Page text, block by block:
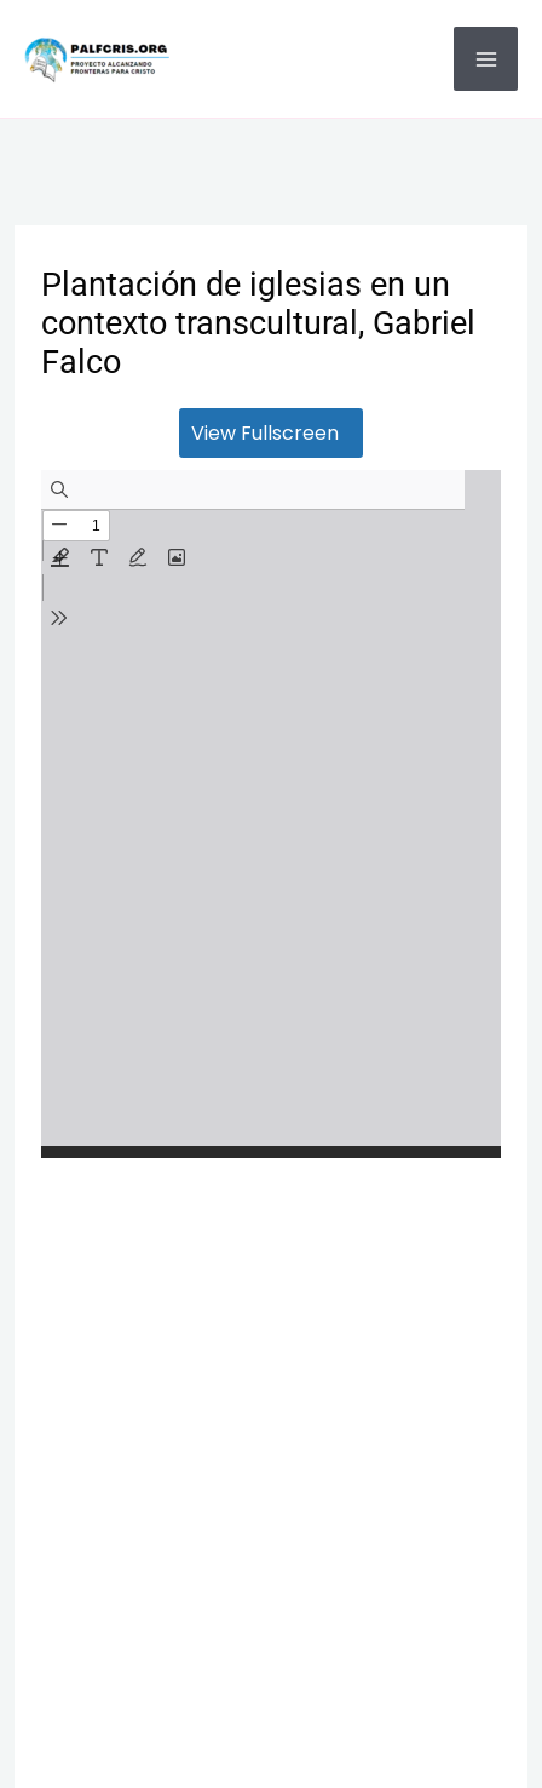
Plantación de iglesias en un
contexto transcultural, Gabriel
Falco
View Fullscreen